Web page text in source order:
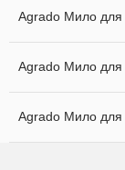
Agrado Мило для
Agrado Мило
Agrado Мило